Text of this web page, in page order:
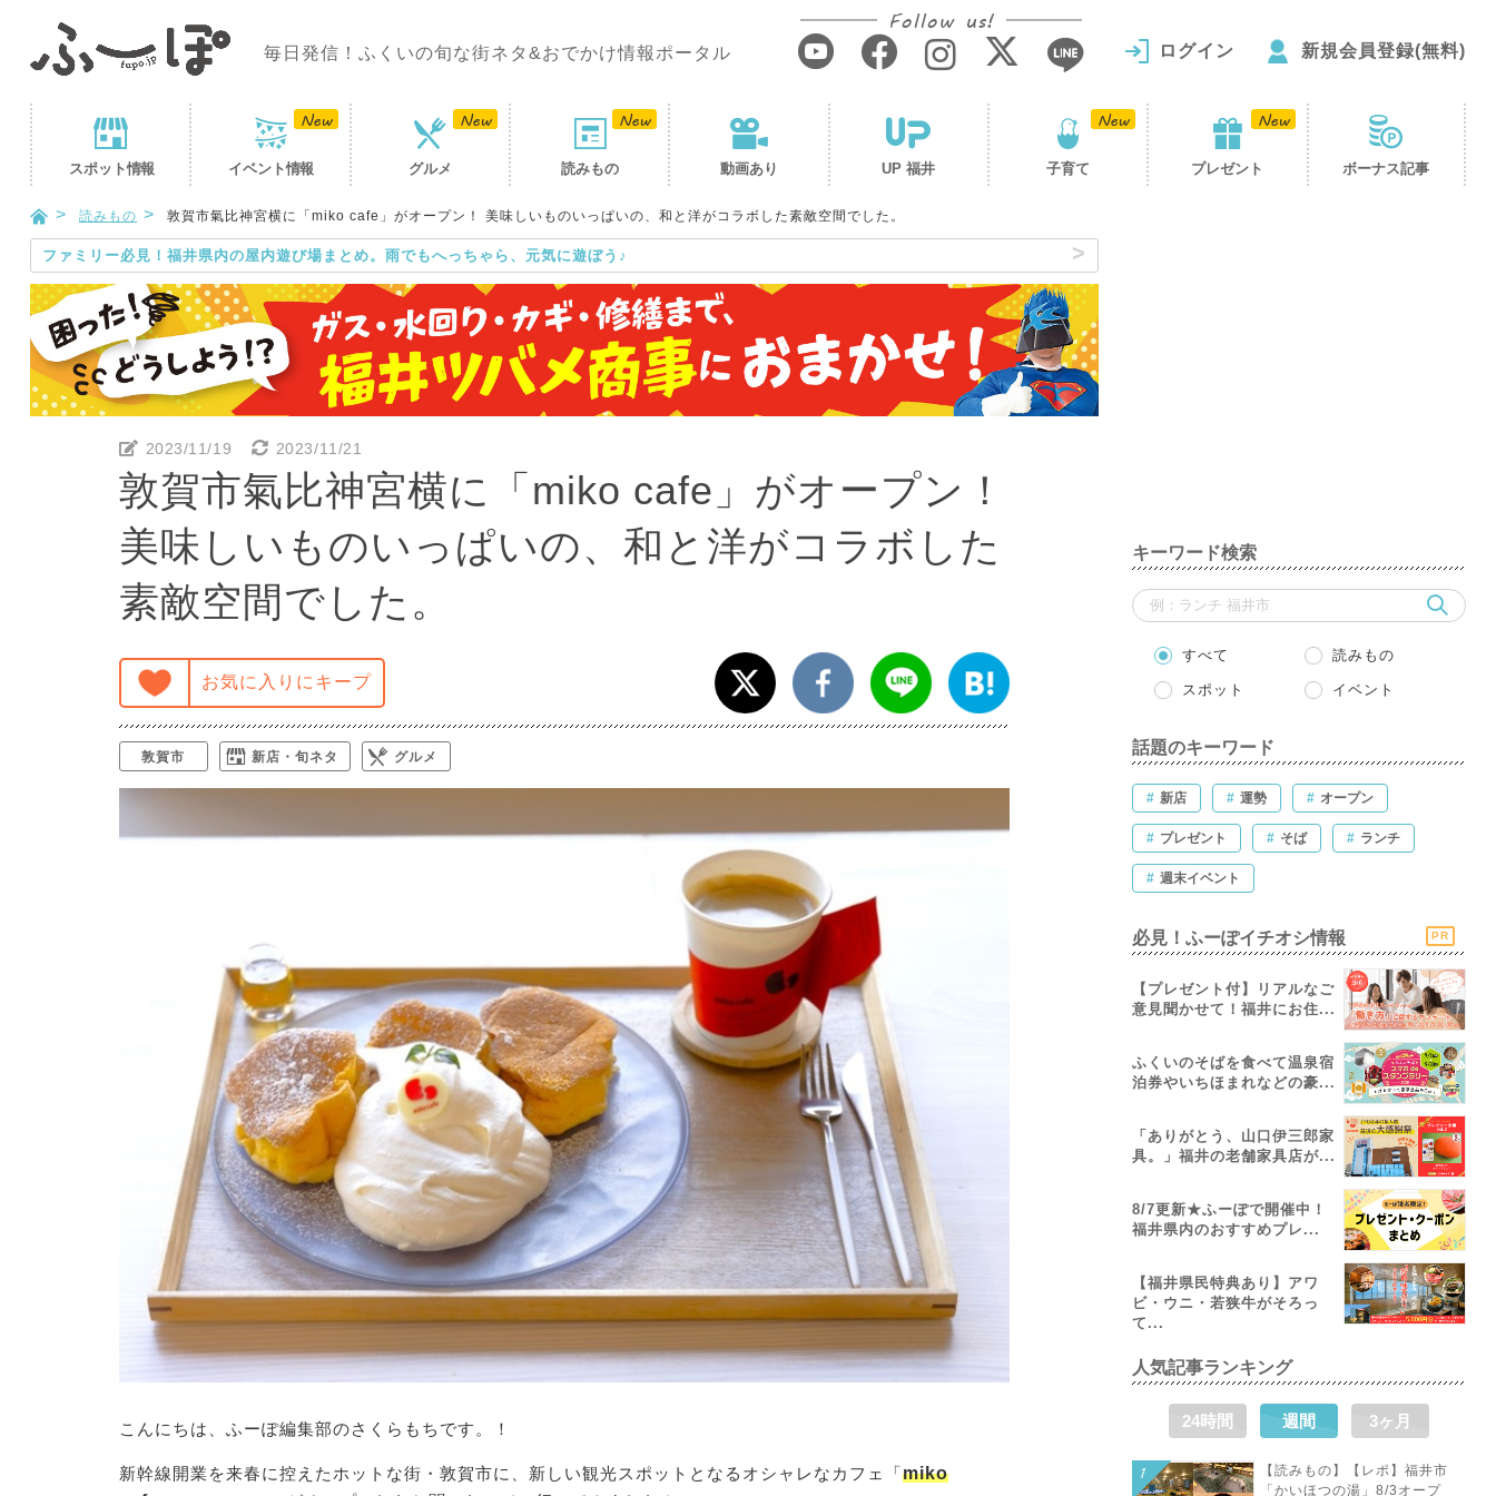
毎日発信！ふくいの旬な街ネタ&おでかけ情報ポータル
Follow us!
ログイン 新規会員登録(無料)
スポット情報 イベント情報 グルメ 読みもの 動画あり UP 福井 子育て プレゼント ボーナス記事
読みもの 敦賀市氣比神宮横に「miko cafe」がオープン！ 美味しいものいっぱいの、和と洋がコラボした素敵空間でした。
ファミリー必見！福井県内の屋内遊び場まとめ。雨でもへっちゃら、元気に遊ぼう♪
2023/11/19 2023/11/21
敦賀市氣比神宮横に「miko cafe」がオープン！
美味しいものいっぱいの、和と洋がコラボした
素敵空間でした。
お気に入りにキープ
敦賀市 新店・旬ネタ グルメ
こんにちは、ふーぽ編集部のさくらもちです。！
新幹線開業を来春に控えたホットな街・敦賀市に、新しい観光スポットとなるオシャレなカフェ「miko
キーワード検索
すべて 読みもの
スポット イベント
話題のキーワード
# 新店 # 運勢 # オープン
# プレゼント # そば # ランチ
# 週末イベント
必見！ふーぽイチオシ情報 PR
【プレゼント付】リアルなご
意見聞かせて！福井にお住...
ふくいのそばを食べて温泉宿
泊券やいちほまれなどの豪...
「ありがとう、山口伊三郎家
具。」福井の老舗家具店が...
8/7更新★ふーぽで開催中！
福井県内のおすすめプレ...
【福井県民特典あり】アワ
ビ・ウニ・若狭牛がそろっ
て...
人気記事ランキング
24時間 週間 3ヶ月
【読みもの】【レポ】福井市
「かいほつの湯」8/3オープ